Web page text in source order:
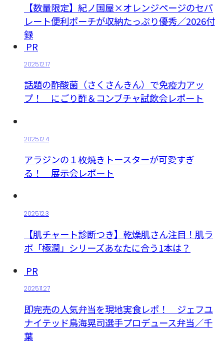
【数量限定】紀ノ国屋×オレンジページのセパ
レート便利ポーチが収納たっぷり優秀／2026付
録
PR
2025.12.17
話題の酢酸菌（さくさんきん）で免疫力アッ
プ！ にごり酢＆コンブチャ試飲会レポート
2025.12.4
アラジンの１枚焼きトースターが可愛すぎ
る！ 展示会レポート
2025.12.3
【肌チャート診断つき】乾燥肌さん注目！肌ラ
ボ「極潤」シリーズあなたに合う1本は？
PR
2025.11.27
即完売の人気弁当を現地実食レポ！ ジェフユ
ナイテッド鳥海晃司選手プロデュース弁当／千
葉